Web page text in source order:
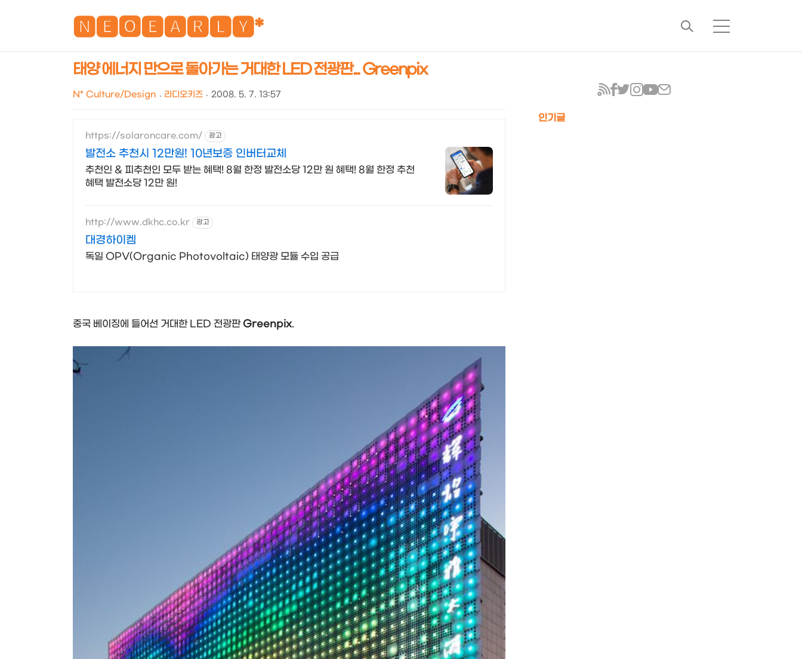
🅽🅴🅾🅴🅰🆁🅻🆈*NEOEARLY*
검
메
태양 에너지 만으로 돌아가는 거대한 LED 전광판... Greenpix
N* Culture/Design 라디오키즈 2008. 5. 7. 13:57
https://solaroncare.com/ 광고
발전소 추천시 12만원! 10년보증 인버터교체
추천인 & 피추천인 모두 받는 혜택! 8월 한정 발전소당 12만 원 혜택! 8월 한정 추천
혜택 발전소당 12만 원!
http://www.dkhc.co.kr 광고
대경하이켐
독일 OPV(Organic Photovoltaic) 태양광 모듈 수입 공급
중국 베이징에 들어선 거대한 LED 전광판Greenpix.
인기글